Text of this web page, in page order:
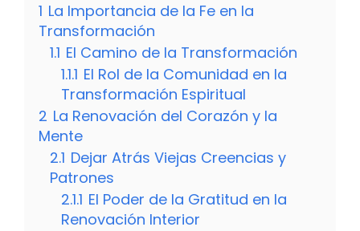
1 La Importancia de la Fe en la
Transformación
1.1 El Camino de la Transformación
1.1.1 El Rol de la Comunidad en la
Transformación Espiritual
2 La Renovación del Corazón y la
Mente
2.1 Dejar Atrás Viejas Creencias y
Patrones
2.1.1 El Poder de la Gratitud en la
Renovación Interior